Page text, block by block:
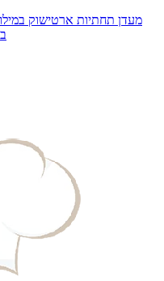
מעדן תחתיות ארטישוק